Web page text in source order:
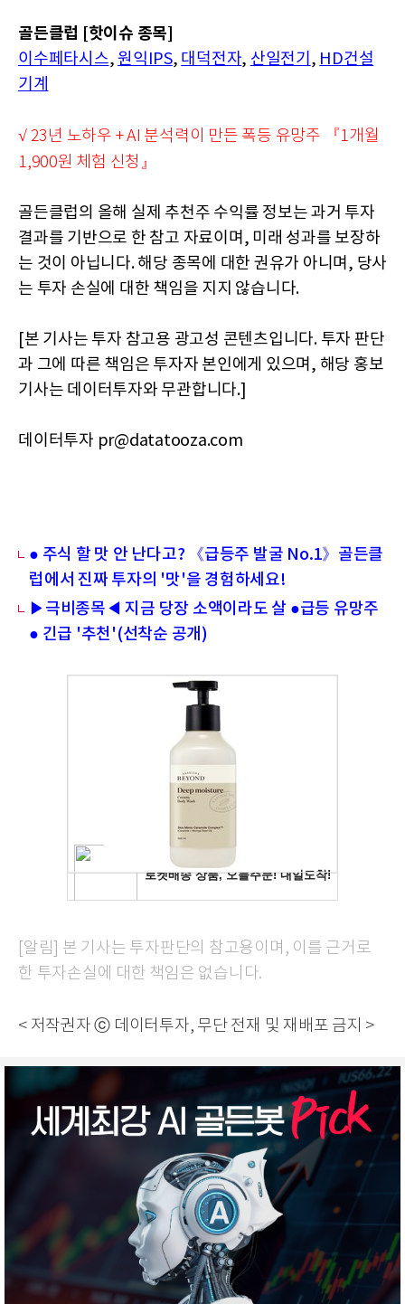
골든클럽 [핫이슈 종목]
이수페타시스,원익IPS, 대덕전자, 산일전기 , HD건설
기계
√ 23년 노하우 + AI 분석력이 만든 폭등 유망주 『1개월
1,900원 체험 신청』
골든클럽의 올해 실제 추천주 수익률 정보는 과거 투자
결과를 기반으로 한 참고 자료이며, 미래 성과를 보장하
는 것이 아닙니다. 해당 종목에 대한 권유가 아니며, 당사
는 투자 손실에 대한 책임을 지지 않습니다.
[본 기사는 투자 참고용 광고성 콘텐츠입니다. 투자 판단
과 그에 따른 책임은 투자자 본인에게 있으며, 해당 홍보
기사는 데이터투자와 무관합니다.]
데이터투자 pr@datatooza.com
● 주식 할 맛 안 난다고? 《급등주 발굴 No.1》골든클
럽에서 진짜 투자의 '맛'을 경험하세요!
▶극비종목◀ 지금 당장 소액이라도 살 ●급등 유망주
● 긴급 '추천'(선착순 공개)
[알림] 본 기사는 투자판단의 참고용이며, 이를 근거로
한 투자손실에 대한 책임은 없습니다.
< 저작권자 ⓒ 데이터투자, 무단 전재 및 재배포 금지 >